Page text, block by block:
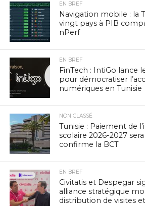
EN BREF
Navigation mobile : la
vingt pays à PIB
nPerf
EN BREF
FinTech : IntiGo lance
pour démocratiser
numériques en Tunisie
NON CLASSÉ
Tunisie : Paiement de
scolaire 2026-2027
confirme la BCT
EN BREF
Civitatis et Despegar
alliance stratégique
distribution de visites